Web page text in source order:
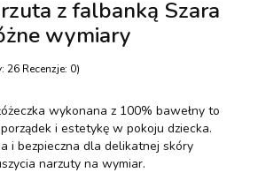
z falbanką Szara
wymiary
26 Recenzje: 0)
wykonana z 100% bawełny to
i estetykę w pokoju dziecka.
i bezpieczna dla delikatnej skóry
narzuty na wymiar.